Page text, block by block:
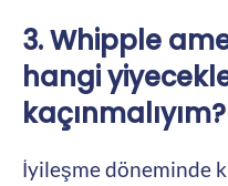
3. Whipple
hangi
kaçınmalıyım?
İyileşme döneminde